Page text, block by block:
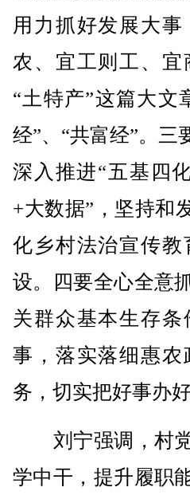
用力抓好发展大
农、宜工则工、
“土特产”这篇大文
经”、“共富经”。三
深入推进“五基四
+大数据”，坚持和
化乡村法治宣传
设。四要全心全意
关群众基本生存
事，落实落细惠
务，切实把好事办
刘宁强调，村党
学中干，提升履职